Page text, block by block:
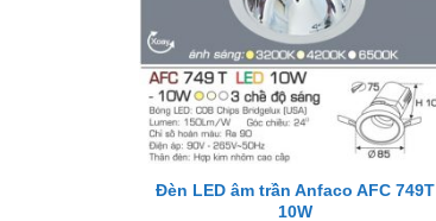
+
Đèn LED âm trần Anfaco AFC 749T
10W